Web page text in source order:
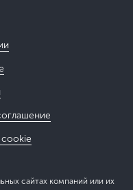
cookie
сайтах компаний или их